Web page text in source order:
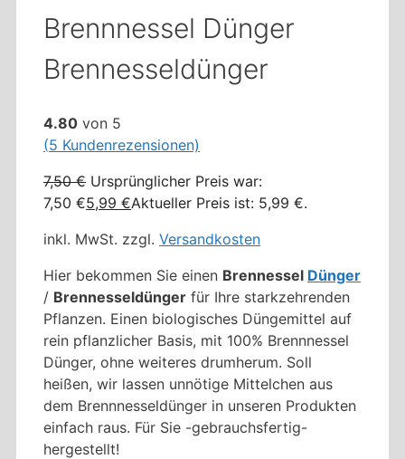
Brennnessel Dünger
Brennesseldünger
4.80 von 5
(5 Kundenrezensionen)
7,50€ Ursprünglicher Preis war:
7,50 €5,99 €Aktueller Preis ist: 5,99 €.
inkl. MwSt. zzgl. Versandkosten
Hier bekommen Sie einen Brennessel Dünger
/ Brennesseldünger für Ihre starkzehrenden
Pflanzen. Einen biologisches Düngemittel auf
rein pflanzlicher Basis, mit 100% Brennnessel
Dünger, ohne weiteres drumherum. Soll
heißen, wir lassen unnötige Mittelchen aus
dem Brennnesseldünger in unseren Produkten
einfach raus. Für Sie -gebrauchsfertig-
hergestellt!